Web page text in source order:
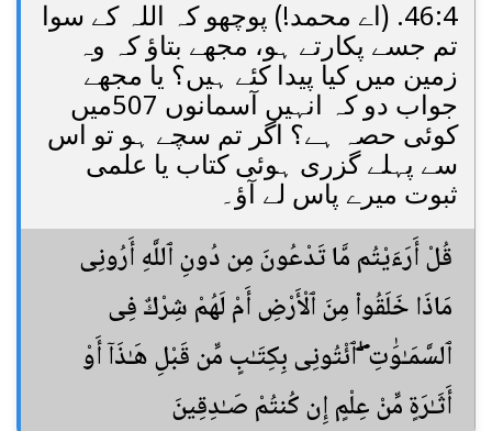
46:4. (اے محمد!) پوچھو کہ اللہ کے سوا
تم جسے پکارتے ہو، مجھے بتاؤ کہ وہ
زمین میں کیا پیدا کئے ہیں؟ یا مجھے
جواب دو کہ انہیں آسمانوں 507میں
کوئی حصہ ہے؟ اگر تم سچے ہو تو اس
سے پہلے گزری ہوئی کتاب یا علمی
ثبوت میرے پاس لے آؤ۔
قُلْ أَرَءَيْتُم مَّا تَدْعُونَ مِن دُونِ ٱللَّهِ أَرُونِى
مَاذَا خَلَقُوا۟ مِنَ ٱلْأَرْضِ أَمْ لَهُمْ شِرْكٌ فِى
ٱلسَّمَـٰوَٰتِ ۖ ٱئْتُونِى بِكِتَـٰبٍ مِّن قَبْلِ هَـٰذَآ أَوْ
أَثَـٰرَةٍ مِّنْ عِلْمٍ إِن كُنتُمْ صَـٰدِقِينَ